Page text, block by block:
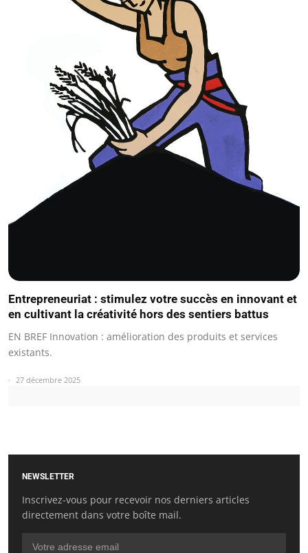
Entrepreneuriat : stimulez votre succès en innovant et
en cultivant la créativité hors des sentiers battus
EN BREF Innovation : amélioration des produits et services
existants.
27 décembre 2025
NEWSLETTER
Inscrivez-vous pour recevoir nos derniers articles
directement dans votre boîte mail.